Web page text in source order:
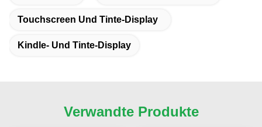
Touchscreen Und Tinte-Display
Kindle- Und Tinte-Display
Verwandte Produkte